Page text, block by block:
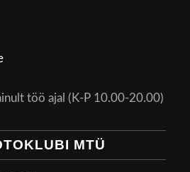
töö ajal (K-P 10.00-20.00)
MTÜ